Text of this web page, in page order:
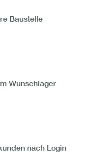
Baustelle
Wunschlager
nach Login